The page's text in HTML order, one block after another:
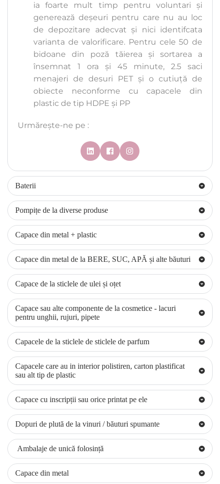
ia foarte mult timp pentru voluntari și
generează deșeuri pentru care nu au loc
de depozitare adecvat și nici identifcata
varianta de valorificare. Pentru cele 50 de
bidoane din poză tăierea și sortarea a
însemnat 1 ora și 45 minute, 2.5 saci
menajeri de desuri PET și o cutiuță de
obiecte neconforme cu capacele din
plastic de tip HDPE și PP
Urmărește-ne pe :
Baterii
Găsim foarte multe baterii de toate felurile
printre capacele predate. Pe lângă faptul
că nu sunt din plastic, bateriile au un
regim special de colectare, ele conțînând
substanțe foarte dăunătoare mediului.
De cele mai multe ori unul din următorii
Pompițe de la diverse produse
Pompitele de la diverse produse (săpun
lichid, detergenți, produse curățenie,
crème de corp, spray-uri diverse, gel
dezinfectant, etc.) sunt din mai multe
Capace din metal + plastic
Capace din plastic învelit în metal pot fi
cele de la următoarele produse:
Capace din metal de la BERE, SUC, APĂ și alte băuturi
Capace de la sticlele de ulei și oțet
Capace sau alte componente de la cosmetice - lacuri
pentru unghii, rujuri, pipete
Capacele de la sticlele de sticlele de parfum
Capacele care au in interior polistiren, carton plastificat
sau alt tip de plastic
Capace cu inscripții sau orice printat pe ele
Dopuri de plută de la vinuri / băuturi spumante
Ambalaje de unică folosință
Capace din metal